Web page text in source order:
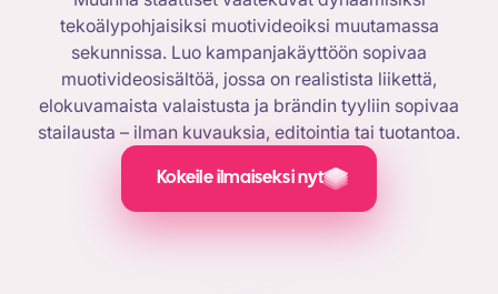
tekoälypohjaisiksi muotivideoiksi muutamassa
sekunnissa. Luo kampanjakäyttöön sopivaa
muotivideosisältöä, jossa on realistista liikettä,
elokuvamaista valaistusta ja brändin tyyliin sopivaa
stailausta – ilman kuvauksia, editointia tai tuotantoa.
Kokeile ilmaiseksi nyt